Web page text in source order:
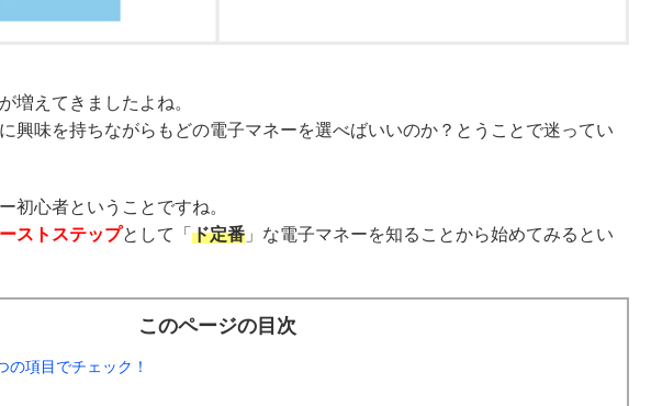
増えてきましたよね。
興味を持ちながらもどの電子マネーを選べばいいのか？とうことで迷ってい
初心者ということですね。
ストステップとして「 ド定番 」な電子マネーを知ることから始めてみるとい
このページの目次
の項目でチェック！